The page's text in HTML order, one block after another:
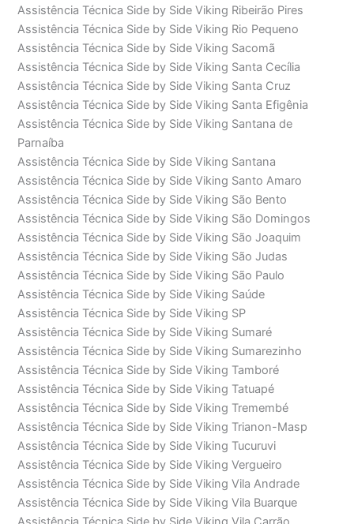
Assistência Técnica Side by Side Viking Ribeirão Pires
Assistência Técnica Side by Side Viking Rio Pequeno
Assistência Técnica Side by Side Viking Sacomã
Assistência Técnica Side by Side Viking Santa Cecília
Assistência Técnica Side by Side Viking Santa Cruz
Assistência Técnica Side by Side Viking Santa Efigênia
Assistência Técnica Side by Side Viking Santana de
Parnaíba
Assistência Técnica Side by Side Viking Santana
Assistência Técnica Side by Side Viking Santo Amaro
Assistência Técnica Side by Side Viking São Bento
Assistência Técnica Side by Side Viking São Domingos
Assistência Técnica Side by Side Viking São Joaquim
Assistência Técnica Side by Side Viking São Judas
Assistência Técnica Side by Side Viking São Paulo
Assistência Técnica Side by Side Viking Saúde
Assistência Técnica Side by Side Viking SP
Assistência Técnica Side by Side Viking Sumaré
Assistência Técnica Side by Side Viking Sumarezinho
Assistência Técnica Side by Side Viking Tamboré
Assistência Técnica Side by Side Viking Tatuapé
Assistência Técnica Side by Side Viking Tremembé
Assistência Técnica Side by Side Viking Trianon-Masp
Assistência Técnica Side by Side Viking Tucuruvi
Assistência Técnica Side by Side Viking Vergueiro
Assistência Técnica Side by Side Viking Vila Andrade
Assistência Técnica Side by Side Viking Vila Buarque